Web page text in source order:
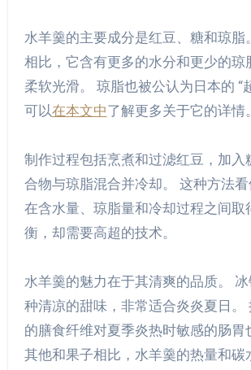
水羊羹的主要成分是红豆、糖和琼脂
相比，它含有更多的水分和更少的琼
柔软光滑。 琼脂也被公认为日本的 “
可以在本文中了解更多关于它的详情。
制作过程包括烹煮和过滤红豆，加入
合物与琼脂混合并冷却。 这种方法
在含水量、琼脂量和冷却过程之间取
衡，却需要高超的技术。
水羊羹的魅力在于其清爽的品质。
种清凉的甜味，非常适合炎炎夏日。
的膳食纤维对夏季炎热时敏感的肠胃
其他和果子相比，水羊羹的热量和碳